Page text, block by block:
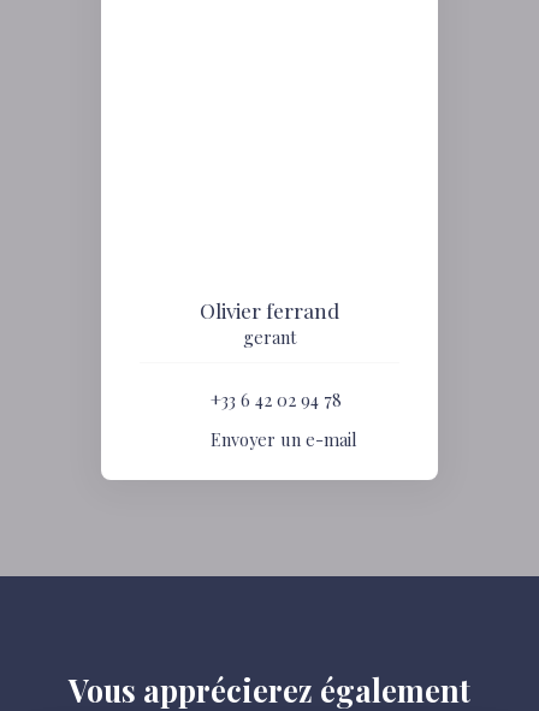
Olivier ferrand
gerant
+33 6 42 02 94 78
Envoyer un e-mail
Vous apprécierez également